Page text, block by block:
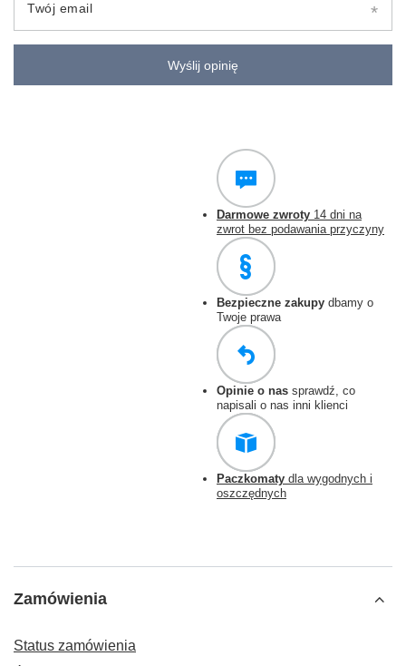
Twój email
Wyślij opinię
Darmowe zwroty 14 dni na
zwrot bez podawania przyczyny
Bezpieczne zakupy dbamy o
Twoje prawa
Opinie o nas sprawdź, co
napisali o nas inni klienci
Paczkomaty dla wygodnych i
oszczędnych
Zamówienia
Status zamówienia